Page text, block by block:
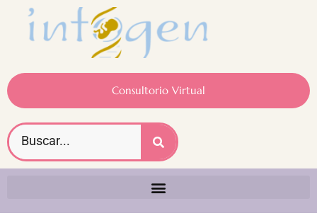
Consultorio Virtual